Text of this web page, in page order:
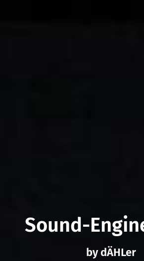
Sound-
by dÄHLer